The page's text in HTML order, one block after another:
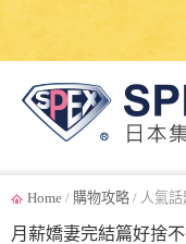
Home / 購物攻略 / 人氣話
月薪嬌妻完結篇好捨